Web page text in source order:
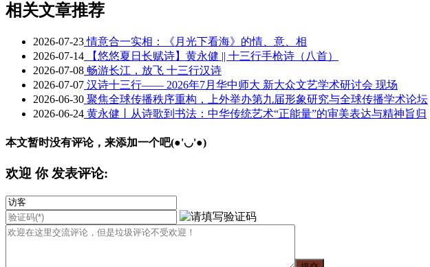
相关文章推荐
2026-07-23情意合一实相：《月光下看海》的情、意、相
2026-07-14 【悠悠夏日长赋诗】黄永健 || 十三行手枪诗（八首）
2026-07-08 畅游长江，放飞 十三行汉诗
2026-07-07 汉诗十三行—— 2026年7月华中师大 新大众文艺学术研讨会 现场
2026-06-30 聚焦全球传播秩序重构，上外举办第九届形象研究与全球传播学术论坛
2026-06-24 黄永健丨从诗歌到书法：中华传统艺术“正能量”的审美表达与精神旨归
本文暂时没有评论，来添加一个吧(●'◡'●)
欢迎 你发表评论: